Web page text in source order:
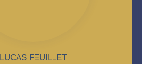
LUCAS FEUILLET